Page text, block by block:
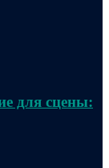
для сцены: